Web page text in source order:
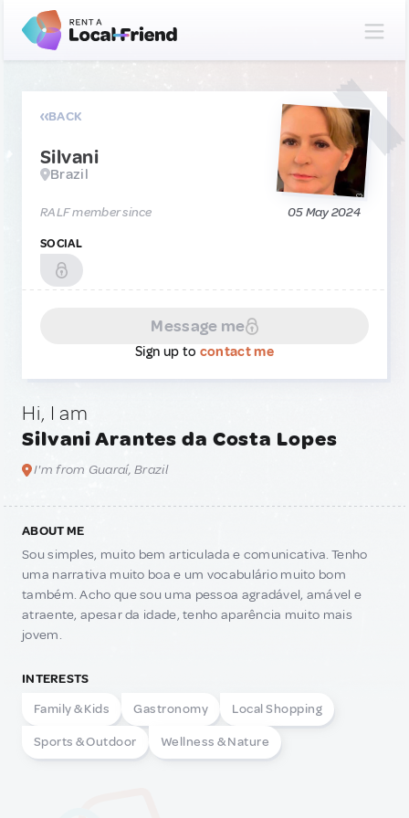
BACK
Silvani
Brazil
RALF member since 05 May 2024
SOCIAL
Message me
Sign up to contact me
Hi, I am
Silvani Arantes da Costa Lopes
I'm from Guaraí, Brazil
ABOUT ME
Sou simples, muito bem articulada e comunicativa. Tenho
uma narrativa muito boa e um vocabulário muito bom
também. Acho que sou uma pessoa agradável, amável e
atraente, apesar da idade, tenho aparência muito mais
jovem.
INTERESTS
Family & Kids
Gastronomy Local Shopping
Sports & Outdoor Wellness & Nature